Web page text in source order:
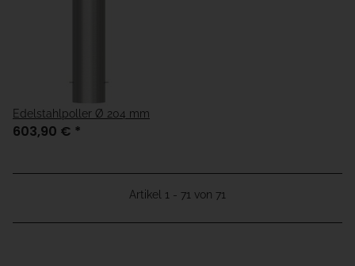
Edelstahlpoller Ø 204 mm
603,90 € *
Artikel 1 - 71 von 71